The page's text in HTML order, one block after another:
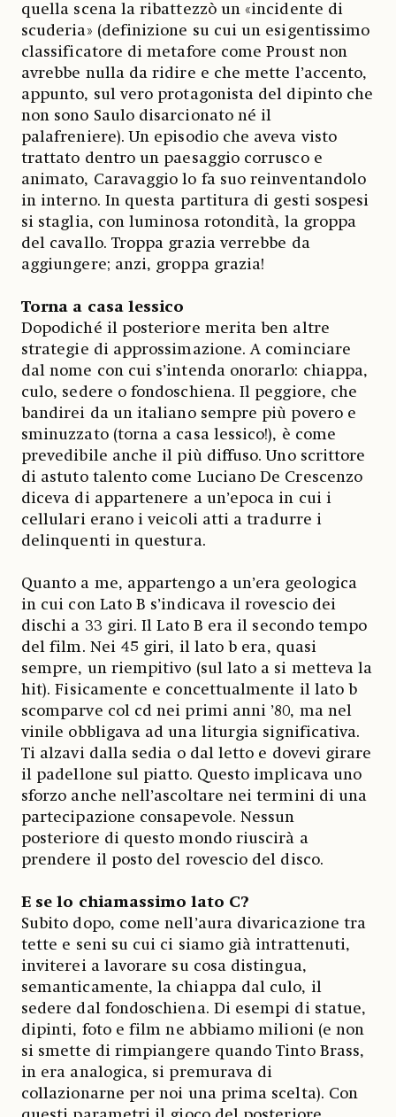
quella scena la ribattezzò un «incidente di
scuderia» (definizione su cui un esigentissimo
classificatore di metafore come Proust non
avrebbe nulla da ridire e che mette l’accento,
appunto, sul vero protagonista del dipinto che
non sono Saulo disarcionato né il
palafreniere). Un episodio che aveva visto
trattato dentro un paesaggio corrusco e
animato, Caravaggio lo fa suo reinventandolo
in interno. In questa partitura di gesti sospesi
si staglia, con luminosa rotondità, la groppa
del cavallo. Troppa grazia verrebbe da
aggiungere; anzi, groppa grazia!
Torna a casa lessico
Dopodiché il posteriore merita ben altre
strategie di approssimazione. A cominciare
dal nome con cui s’intenda onorarlo: chiappa,
culo, sedere o fondoschiena. Il peggiore, che
bandirei da un italiano sempre più povero e
sminuzzato (torna a casa lessico!), è come
prevedibile anche il più diffuso. Uno scrittore
di astuto talento come Luciano De Crescenzo
diceva di appartenere a un’epoca in cui i
cellulari erano i veicoli atti a tradurre i
delinquenti in questura.
Quanto a me, appartengo a un’era geologica
in cui con Lato B s’indicava il rovescio dei
dischi a 33 giri. Il Lato B era il secondo tempo
del film. Nei 45 giri, il lato b era, quasi
sempre, un riempitivo (sul lato a si metteva la
hit). Fisicamente e concettualmente il lato b
scomparve col cd nei primi anni ’80, ma nel
vinile obbligava ad una liturgia significativa.
Ti alzavi dalla sedia o dal letto e dovevi girare
il padellone sul piatto. Questo implicava uno
sforzo anche nell’ascoltare nei termini di una
partecipazione consapevole. Nessun
posteriore di questo mondo riuscirà a
prendere il posto del rovescio del disco.
E se lo chiamassimo lato C?
Subito dopo, come nell’aura divaricazione tra
tette e seni su cui ci siamo già intrattenuti,
inviterei a lavorare su cosa distingua,
semanticamente, la chiappa dal culo, il
sedere dal fondoschiena. Di esempi di statue,
dipinti, foto e film ne abbiamo milioni (e non
si smette di rimpiangere quando Tinto Brass,
in era analogica, si premurava di
collazionarne per noi una prima scelta). Con